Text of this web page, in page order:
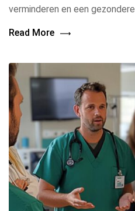
verminderen en een gezondere
Read More